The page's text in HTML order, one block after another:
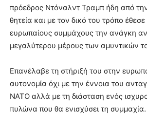
πρόεδρος Ντόναλντ Τραμπ ήδη από
θητεία και με τον δικό του τρόπο
ευρωπαίους συμμάχους την ανάγκη
μεγαλύτερου μέρους των αμυντικών
Επανέλαβε τη στήριξή του στην
αυτονομία όχι με την έννοια του
ΝΑΤΟ αλλά με τη διάσταση ενός
πυλώνα που θα ενισχύσει τη συμμαχία.